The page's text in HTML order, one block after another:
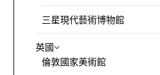
三星現代藝術博物館
英國
倫敦國家美術館